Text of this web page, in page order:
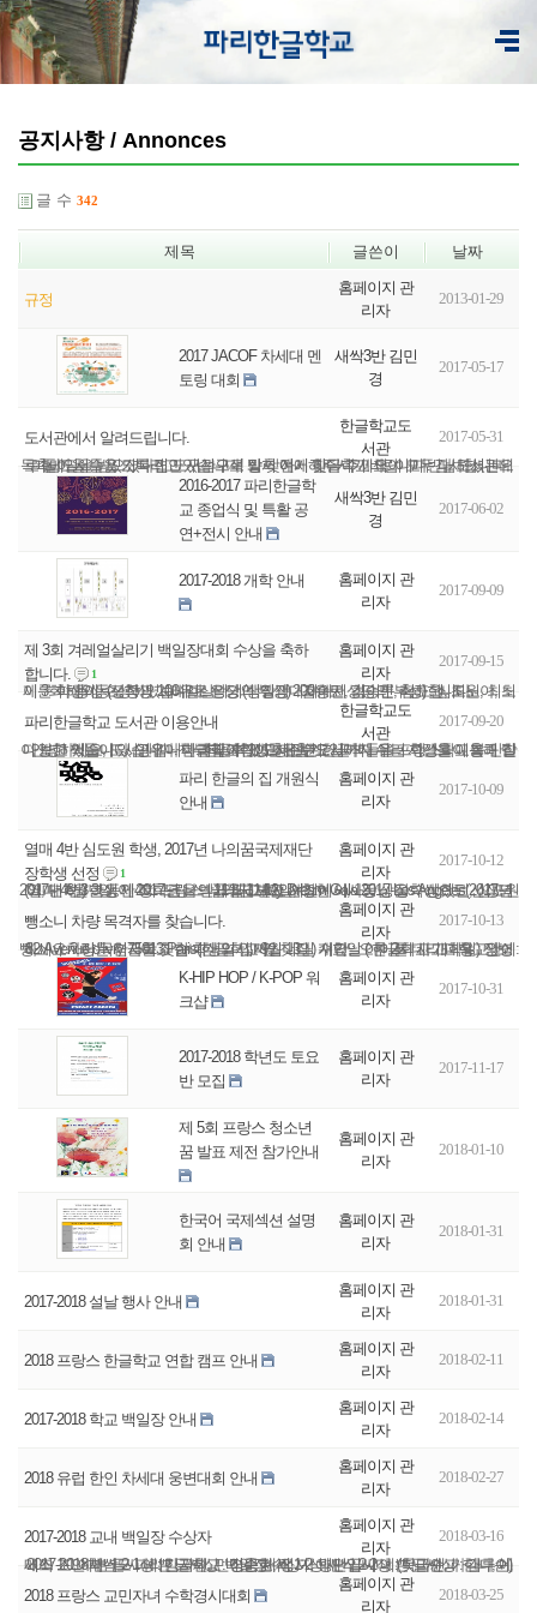
공지사항 / Annonces
글 수 342
제목 글쓴이 날짜
규정
홈페이지 관
리자
2013-01-29
2017 JACOF 차세대 멘
토링 대회
새싹3반 김민
경
2017-05-17
도서관에서 알려드립니다.
한글학교도
서관
2017-05-31
미납도서들을 기다리고 있습니다! 방학 전에 한글학교 책이 모두 다 도서관으로 돌아올 수 있도록 집안 구석구석 잘 찾아서 갖다 주세요. 이미 반납하셨는데 독촉메일을 받으셨다면 도서관으로 와서 얘기해주시기 바랍니다. 감사합니다.
2016-2017 파리한글학
교 종업식 및 특활 공
연+전시 안내
새싹3반 김민
경
2017-06-02
2017-2018 개학 안내
홈페이지 관
리자
2017-09-09
제 3회 겨레얼살리기 백일장대회 수상을 축하
합니다.
1
홈페이지 관
리자
2017-09-15
제 3회 해외동포학생 겨레얼살리기 백일장대회에서 김승민, 심도원, 최노아, 최이룬 학생이 수상하였습니다. 은상 (상장과 200유로 상당의 부상) : 심도원, 최노아 동상 (상장과 100유로 상당의 부상) : 김승민, 최이룬 축하합니다.
파리한글학교 도서관 이용안내
한글학교도
서관
2017-09-20
안녕하세요, 도서관입니다. 한글학교도서관은 한글책들을 프랑스학교측과 같이 보고 있습니다. 영유아책부터 어린이 청소년도서까지 우리 학생들이 볼 만한 다양한 책들이 있습니다. 한글학교학생들은 수요일마다 쉬는 시간을 이용해 빌려갈 수 있고 대출기...
파리 한글의 집 개원식
안내
홈페이지 관
리자
2017-10-09
열매 4반 심도원 학생, 2017년 나의꿈국제재단
장학생 선정
1
홈페이지 관
리자
2017-10-12
2017년 6월 3일, 제4회 프랑스 나의 꿈 발표 제전에서, 1등 상을 수상했던, 심도원(열매 4반) 학생이 2017년 나의꿈국제재단 손창현 이사장님 장학생으로 선정되어, 대학 3년 동안 장학금을 받게 되고 My Dream Gala 2017-Los Angeles(2017년 11월 11-12일, L...
뺑소니 차량 목격자를 찾습니다.
홈페이지 관
리자
2017-10-13
뺑소니 차량 목격자를 찾습니다 일시 : 9월 13일 수요일 ( 한글학교 개학일) 장소 : 82 Avenue d’Ivry 75013 Paris(한글학교 앞 찻길 ) 시간 : 오후 2시 사고내용 : 안녕하세요 ? 저는 한글학교 한 학생의 엄마입니다. 개학날 아이를 데리고 학교앞에서...
K-HIP HOP / K-POP 워
크샵
홈페이지 관
리자
2017-10-31
2017-2018 학년도 토요
반 모집
홈페이지 관
리자
2017-11-17
제 5회 프랑스 청소년
꿈 발표 제전 참가안내
홈페이지 관
리자
2018-01-10
한국어 국제섹션 설명
회 안내
홈페이지 관
리자
2018-01-31
2017-2018 설날 행사 안내
홈페이지 관
리자
2018-01-31
2018 프랑스 한글학교 연합 캠프 안내
홈페이지 관
리자
2018-02-11
2017-2018 학교 백일장 안내
홈페이지 관
리자
2018-02-14
2018 유럽 한인 차세대 웅변대회 안내
홈페이지 관
리자
2018-02-27
2017-2018 교내 백일장 수상자
홈페이지 관
리자
2018-03-16
2017-2018학년도 파리한글학교 백일장 수상자 명단입니다. (학급순, 가나다순) 새싹 1-1 예쁜 글씨상 : 김지원, 민경욱 새싹 1-2 예쁜 글씨상 : 못마엔파 한나, 에메즈 조안 새싹 2-1 예쁜 글씨상 : 장준호, 정지성 새싹 2-2 예쁜 글씨상 : 김루이, 이승현 새...
2018 프랑스 교민자녀 수학경시대회
홈페이지 관
리자
2018-03-25